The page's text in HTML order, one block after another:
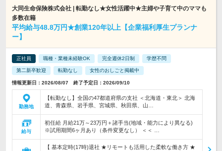
大同生命保険株式会社 | 転勤なし★女性活躍中★主婦や子育て中のママも
多数在籍
平均給与48.8万円★創業120年以上【企業福利厚生プランナ
ー】
正社員 職種・業種未経験OK 完全週休2日制 学歴不問
第二新卒歓迎 転勤なし 女性のおしごと掲載中
情報更新日：2026/08/07 終了予定日：2026/09/10
勤務地
【転勤なし】全国の47都道府県の支社 ＜北海道・東北＞ 北海
道、青森県、岩手県、宮城県、秋田県、山…
給与
初任給 月給21万～23万円＋諸手当(地域・能力により異なる)
※試用期間6ヶ月あり（条件変更なし） ＜＜ …
【 基本定時(17時)退社 ★リモートも活用した柔軟な働き方 ★